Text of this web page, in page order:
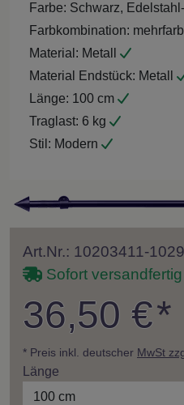
Farbe: Schwarz,
Farbkombination:
Material: Metall
Material Endstück: Metall
Länge: 100 cm
Traglast: 6 kg
Stil: Modern
Art.Nr.: 10203411-
Sofort
36,50 €*
* Preis inkl. deutscher MwSt
Länge
100 cm